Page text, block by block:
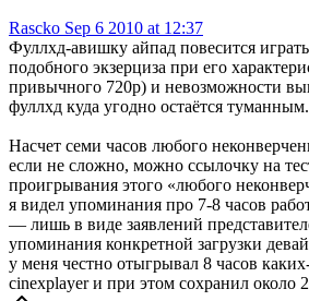
Rascko Sep 6 2010 at 12:37
Фуллхд-авишку айпад повесится
подобного экзерциза при его
привычного 720р) и невозможности
фуллхд куда угодно остаётся туманным.
Насчет семи часов любого
если не сложно, можно ссылочку на
проигрывания этого «любого
я видел упоминания про 7-8 часов
— лишь в виде заявлений
упоминания конкретной загрузки
у меня честно отыгрывал 8 часов
cinexplayer и при этом сохранил около